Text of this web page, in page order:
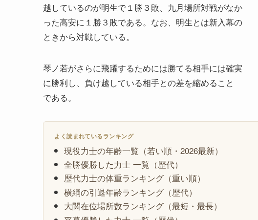
越しているのが明生で１勝３敗、九月場所対戦がなか
った高安に１勝３敗である。なお、明生とは新入幕の
ときから対戦している。
琴ノ若がさらに飛躍するためには勝てる相手には確実
に勝利し、負け越している相手との差を縮めること
である。
よく読まれているランキング
現役力士の年齢一覧（若い順・2026最新）
全勝優勝した力士 一覧（歴代）
歴代力士の体重ランキング（重い順）
横綱の引退年齢ランキング（歴代）
大関在位場所数ランキング（最短・最長）